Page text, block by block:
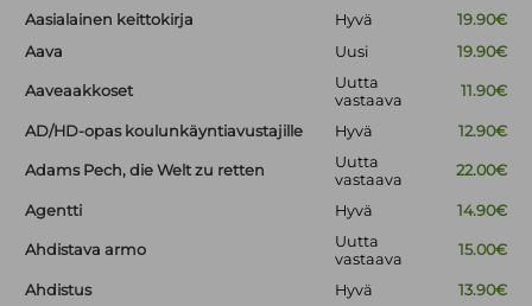
Aasialainen keittokirja Hyvä
19.90€
Aava
Uusi 19.90€
Aaveaakkoset
Uutta
vastaava
11.90€
AD/HD-opas koulunkäyntiavustajille Hyvä 12.90€
Adams Pech, die Welt zu retten
Uutta
vastaava
22.00€
Agentti Hyvä 14.90€
Ahdistava armo
Uutta
vastaava
15.00€
Ahdistus Hyvä
13.90€